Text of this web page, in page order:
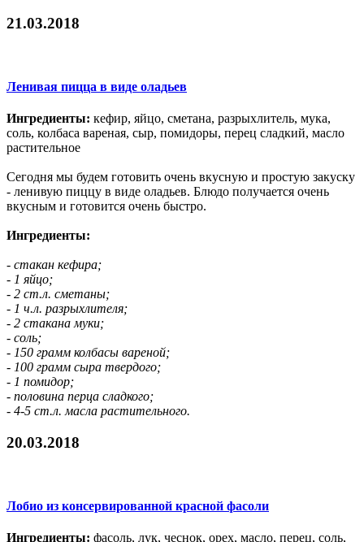
21.03.2018
Ленивая пицца в виде оладьев
Ингредиенты: кефир, яйцо, сметана, разрыхлитель, мука,
соль, колбаса вареная, сыр, помидоры, перец сладкий, масло
растительное
Сегодня мы будем готовить очень вкусную и простую закуску
- ленивую пиццу в виде оладьев. Блюдо получается очень
вкусным и готовится очень быстро.
Ингредиенты:
- стакан кефира;
- 1 яйцо;
- 2 ст.л. сметаны;
- 1 ч.л. разрыхлителя;
- 2 стакана муки;
- соль;
- 150 грамм колбасы вареной;
- 100 грамм сыра твердого;
- 1 помидор;
- половина перца сладкого;
- 4-5 ст.л. масла растительного.
20.03.2018
Лобио из консервированной красной фасоли
Ингредиенты: фасоль, лук, чеснок, орех, масло, перец, соль,